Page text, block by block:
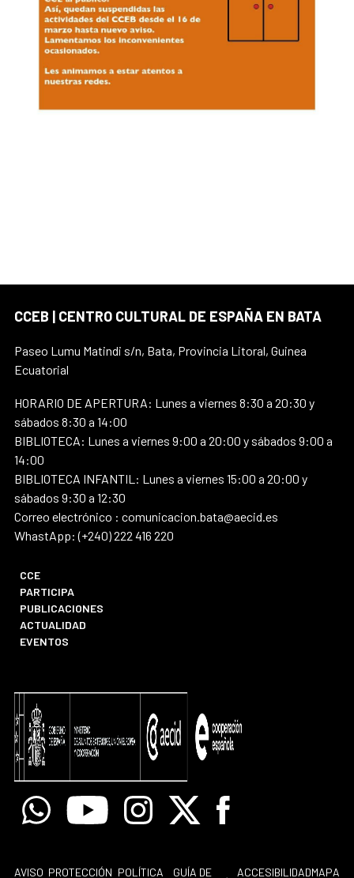
CCEB | CENTRO CULTURAL DE ESPAÑA EN BATA
Paseo Lumu Matindi s/n, Bata, Provincia Litoral, Guinea
Ecuatorial
HORARIO DE APERTURA: Lunes a viernes 8:30 a 20:30 y
sábados 8:30 a 14:00
BIBLIOTECA: Lunes a viernes 9:00 a 20:00 y sábados 9:00 a
14:00
BIBLIOTECA INFANTIL: Lunes a viernes 15:00 a 20:00 y
sábados 9:30 a 12:30
Correo electrónico : comunicacion.bata@aecid.es
WhastApp: (+240) 222 416 220
CCE
PARTICIPA
PUBLICACIONES
ACTUALIDAD
EVENTOS
WhatsappYoutube Instagram
X Facebook
AVISO PROTECCIÓN POLÍTICA
GUÍA DE
ACCESIBILIDADMAPA